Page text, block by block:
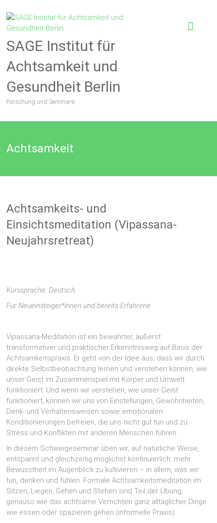
SAGE Institut für
Achtsamkeit und
Gesundheit Berlin
Forschung und Seminare
Achtsamkeit
Achtsamkeits- und
Einsichtsmeditation (Vipassana-
Neujahrsretreat)
Kurssprache: Deutsch
Für Neueinsteiger*innen und bereits Erfahrene
Vipassana-Meditation ist ein bewährter, äußerst
transformativer und praktischer Erkenntnisweg auf Basis der
Achtsamkeitspraxis. Er geht von der Idee aus, dass wir durch
direkte Selbstbeobachtung lernen und verstehen können, wie
unser Geist im Zusammenspiel mit Körper und Umwelt
funktioniert. Und wenn wir verstehen, wie unser Geist
funktioniert, können wir uns von Einstellungen, Gewohnheiten,
Denk- und Verhaltensweisen sowie emotionalen
Konditionierungen befreien, die uns nicht gut tun und zu
Stress und Konflikten mit anderen Menschen führen.
In diesem Schweigeseminar üben wir, auf natürliche Weise,
entspannt und gleichzeitig möglichst kontinuierlich, mehr
Bewusstheit im Augenblick zu kultivieren – in allem, was wir
tun, denken und fühlen. Formale Achtsamkeitsmeditation im
Sitzen, Liegen, Gehen und Stehen sind Teil der Übung,
genauso wie das achtsame Verrichten ganz alltäglicher Dinge
wie essen oder spazieren gehen (informelle Praxis).